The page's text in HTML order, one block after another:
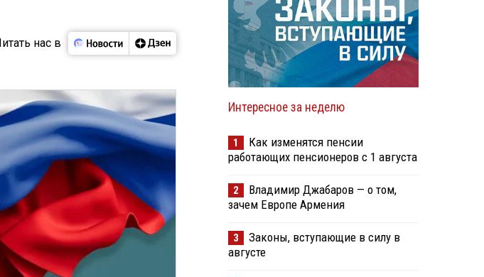
нас в
Интересное за неделю
1
Как изменятся пенсии
работающих пенсионеров с 1 августа
2
Владимир Джабаров — о том,
зачем Европе Армения
3
Законы, вступающие в силу в
августе